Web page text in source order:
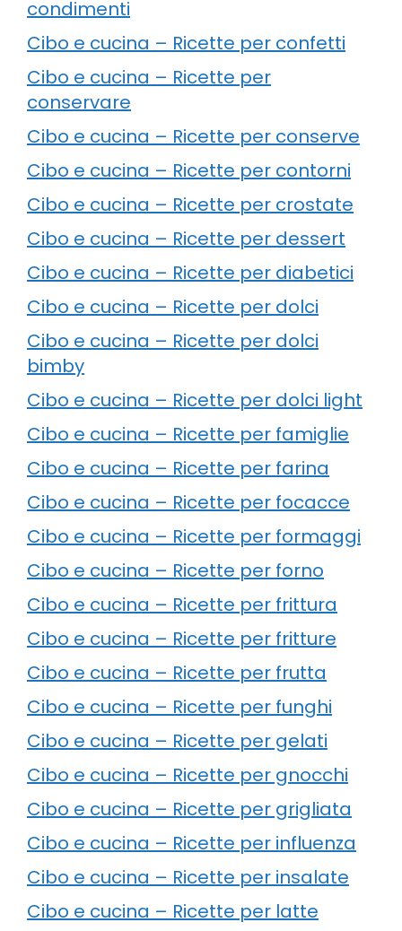
condimenti
Cibo e cucina – Ricette per confetti
Cibo e cucina – Ricette per
conservare
Cibo e cucina – Ricette per conserve
Cibo e cucina – Ricette per contorni
Cibo e cucina – Ricette per crostate
Cibo e cucina – Ricette per dessert
Cibo e cucina – Ricette per diabetici
Cibo e cucina – Ricette per dolci
Cibo e cucina – Ricette per dolci
bimby
Cibo e cucina – Ricette per dolci light
Cibo e cucina – Ricette per famiglie
Cibo e cucina – Ricette per farina
Cibo e cucina – Ricette per focacce
Cibo e cucina – Ricette per formaggi
Cibo e cucina – Ricette per forno
Cibo e cucina – Ricette per frittura
Cibo e cucina – Ricette per fritture
Cibo e cucina – Ricette per frutta
Cibo e cucina – Ricette per funghi
Cibo e cucina – Ricette per gelati
Cibo e cucina – Ricette per gnocchi
Cibo e cucina – Ricette per grigliata
Cibo e cucina – Ricette per influenza
Cibo e cucina – Ricette per insalate
Cibo e cucina – Ricette per latte